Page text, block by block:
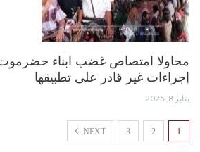
محاولا امتصاص غضب ابناء
إجراءات غير قادر على تطبيقها
يناير 8, 2025
1
2
3
NEXT